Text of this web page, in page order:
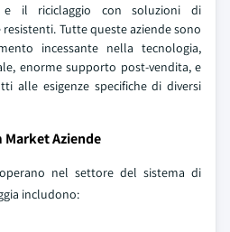
e il riciclaggio con soluzioni di
Tutte queste aziende sono
incessante nella tecnologia,
enorme supporto post-vendita, e
alle esigenze specifiche di diversi
Market Aziende
nel settore del sistema di
includono: